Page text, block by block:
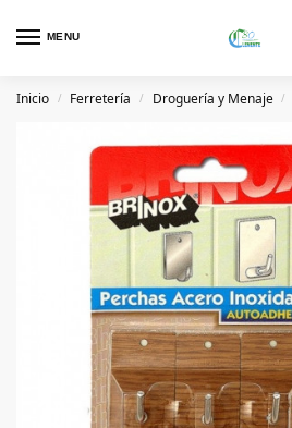
MENU
Inicio / Ferretería / Droguería y Menaje /